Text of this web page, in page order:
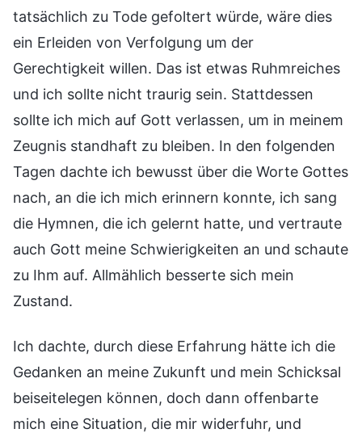
tatsächlich zu Tode gefoltert würde, wäre dies
ein Erleiden von Verfolgung um der
Gerechtigkeit willen. Das ist etwas Ruhmreiches
und ich sollte nicht traurig sein. Stattdessen
sollte ich mich auf Gott verlassen, um in meinem
Zeugnis standhaft zu bleiben. In den folgenden
Tagen dachte ich bewusst über die Worte Gottes
nach, an die ich mich erinnern konnte, ich sang
die Hymnen, die ich gelernt hatte, und vertraute
auch Gott meine Schwierigkeiten an und schaute
zu Ihm auf. Allmählich besserte sich mein
Zustand.
Ich dachte, durch diese Erfahrung hätte ich die
Gedanken an meine Zukunft und mein Schicksal
beiseitelegen können, doch dann offenbarte
mich eine Situation, die mir widerfuhr, und